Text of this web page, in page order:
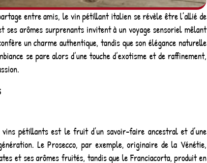
entre amis, le vin pétillant italien se révèle être l’allié de
ses arômes surprenants invitent à un voyage sensoriel mêlant
un charme authentique, tandis que son élégance naturelle
se pare alors d’une touche d’exotisme et de raffinement,
pétillants est le fruit d’un savoir-faire ancestral et d’une
Le Prosecco, par exemple, originaire de la Vénétie,
et ses arômes fruités, tandis que le Franciacorta, produit en